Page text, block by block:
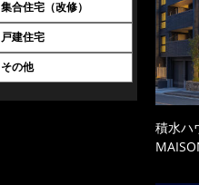
集合住宅（改修）
戸建住宅
その他
積水